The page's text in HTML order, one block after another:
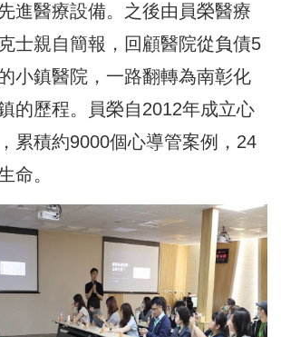
進醫療設備。之後由員榮醫療
士親自簡報，回顧醫院從負債5
小鎮醫院，一路翻轉為南彰化
的歷程。員榮自2012年成立心
累積約9000個心導管案例，24
命。